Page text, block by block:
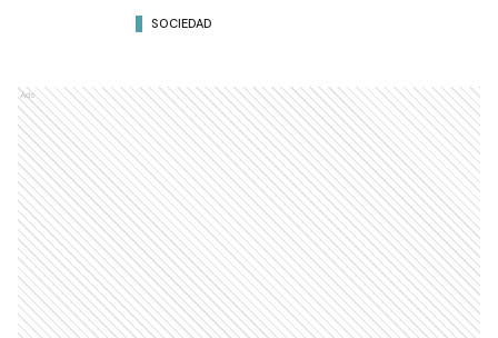
SOCIEDAD
Ads